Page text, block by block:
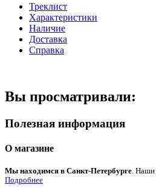
Треклист
Характеристики
Наличие
Доставка
Справка
Вы просматривали:
Полезная информация
О магазине
Мы находимся в Санкт-Петербурге. Наши
Подробнее